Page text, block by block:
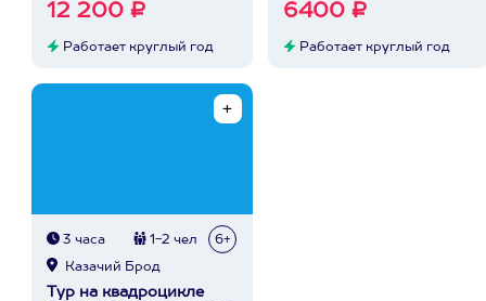
12 200 ₽
Работает круглый год
6400 ₽
Работает круглый год
3 часа 1-2 чел 6+
Казачий Брод
Тур на квадроцикле